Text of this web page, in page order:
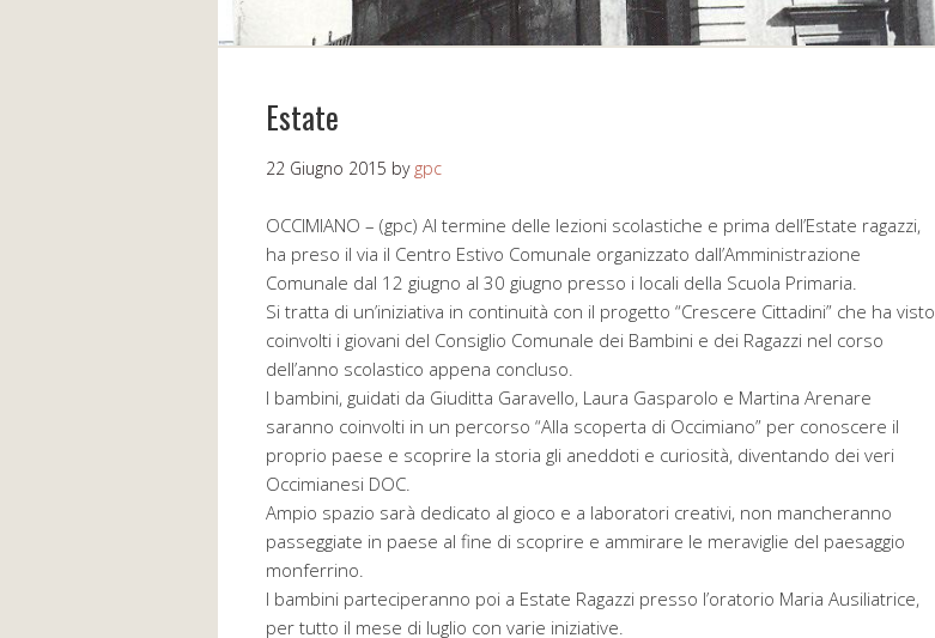
Estate
22 Giugno 2015 by gpc
OCCIMIANO – (gpc) Al termine delle lezioni scolastiche e prima dell’Estate ragazzi,
ha preso il via il Centro Estivo Comunale organizzato dall’Amministrazione
Comunale dal 12 giugno al 30 giugno presso i locali della Scuola Primaria.
Si tratta di un’iniziativa in continuità con il progetto “Crescere Cittadini” che ha visto
coinvolti i giovani del Consiglio Comunale dei Bambini e dei Ragazzi nel corso
dell’anno scolastico appena concluso.
I bambini, guidati da Giuditta Garavello, Laura Gasparolo e Martina Arenare
saranno coinvolti in un percorso “Alla scoperta di Occimiano” per conoscere il
proprio paese e scoprire la storia gli aneddoti e curiosità, diventando dei veri
Occimianesi DOC.
Ampio spazio sarà dedicato al gioco e a laboratori creativi, non mancheranno
passeggiate in paese al fine di scoprire e ammirare le meraviglie del paesaggio
monferrino.
I bambini parteciperanno poi a Estate Ragazzi presso l’oratorio Maria Ausiliatrice,
per tutto il mese di luglio con varie iniziative.